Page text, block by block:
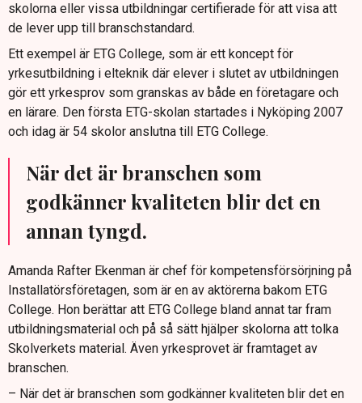
skolorna eller vissa utbildningar certifierade för att visa att
de lever upp till branschstandard.
Ett exempel är ETG College, som är ett koncept för
yrkesutbildning i elteknik där elever i slutet av utbildningen
gör ett yrkesprov som granskas av både en företagare och
en lärare. Den första ETG-skolan startades i Nyköping 2007
och idag är 54 skolor anslutna till ETG College.
När det är branschen som
godkänner kvaliteten blir det en
annan tyngd.
Amanda Rafter Ekenman är chef för kompetensförsörjning på
Installatörsföretagen, som är en av aktörerna bakom ETG
College. Hon berättar att ETG College bland annat tar fram
utbildningsmaterial och på så sätt hjälper skolorna att tolka
Skolverkets material. Även yrkesprovet är framtaget av
branschen.
– När det är branschen som godkänner kvaliteten blir det en